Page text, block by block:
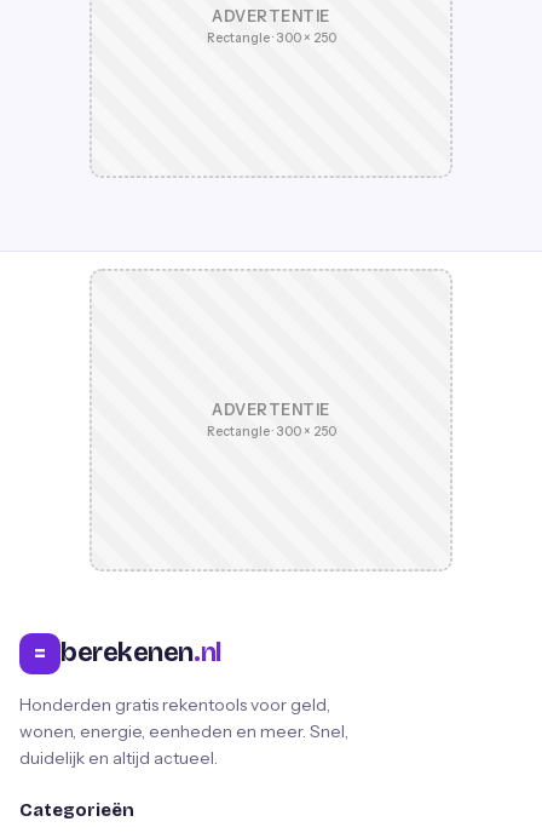
ADVERTENTIE
Rectangle · 300 × 250
ADVERTENTIE
Rectangle · 300 × 250
= berekenen.nl
Honderden gratis rekentools voor geld,
wonen, energie, eenheden en meer. Snel,
duidelijk en altijd actueel.
Categorieën